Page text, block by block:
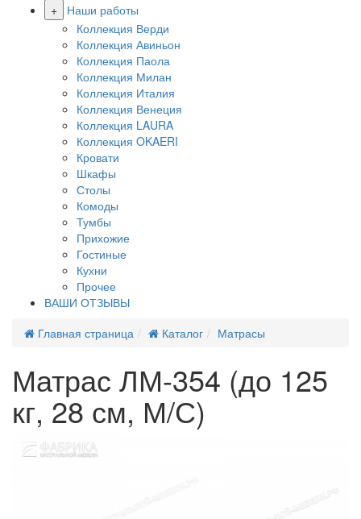
+
Наши работы
Коллекция Верди
Коллекция Авиньон
Коллекция Паола
Коллекция Милан
Коллекция Италия
Коллекция Венеция
Коллекция LAURA
Коллекция OKAERI
Кровати
Шкафы
Столы
Комоды
Тумбы
Прихожие
Гостиные
Кухни
Прочее
ВАШИ ОТЗЫВЫ
Главная страница
Каталог Матрасы
Матрас ЛМ-354 (до 125
кг, 28 см, М/С)